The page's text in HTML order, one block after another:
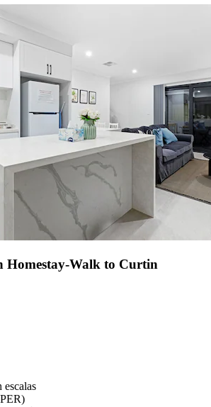
Homestay-Walk to Curtin